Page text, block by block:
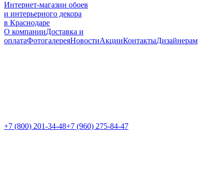
Интернет-магазин обоев
и интерьерного декора
в Краснодаре
О компанииДоставка и
оплатаФотогалереяНовостиАкцииКонтактыДизайнерам
+7 (800) 201-34-48+7 (960) 275-84-47